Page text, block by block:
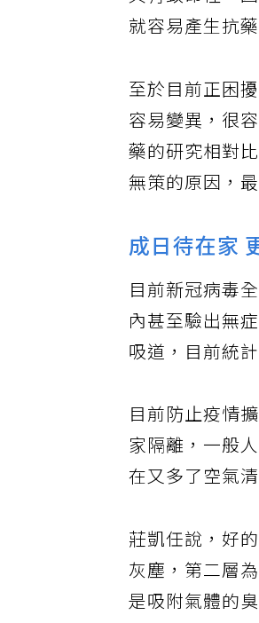
就容易產生抗藥
至於目前正困
容易變異，很
藥的研究相對
無策的原因，
成日待在家
目前新冠病毒
內甚至驗出無
吸道，目前統
目前防止疫情
家隔離，一般
在又多了空氣
莊凱任說，好
灰塵，第二層
是吸附氣體的臭